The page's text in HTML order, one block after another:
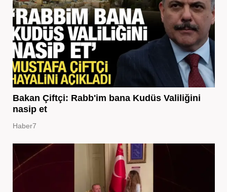
Bakan Çiftçi: Rabb'im bana Kudüs Valiliğini
nasip et
Haber7